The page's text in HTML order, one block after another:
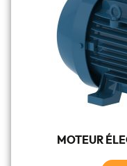
MOTEUR